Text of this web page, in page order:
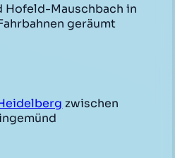
Hofeld-Mauschbach in
geräumt
zwischen